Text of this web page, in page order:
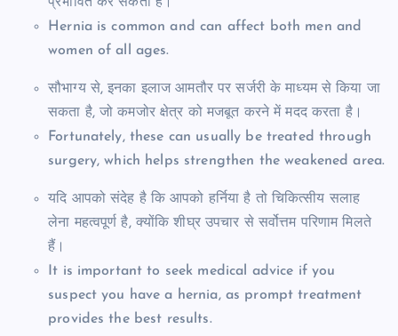
Hernia is common and can affect both men and
women of all ages.
सौभाग्य से, इनका इलाज आमतौर पर सर्जरी के माध्यम से किया जा
सकता है, जो कमजोर क्षेत्र को मजबूत करने में मदद करता है।
Fortunately, these can usually be treated through
surgery, which helps strengthen the weakened area.
यदि आपको संदेह है कि आपको हर्निया है तो चिकित्सीय सलाह
लेना महत्वपूर्ण है, क्योंकि शीघ्र उपचार से सर्वोत्तम परिणाम मिलते
हैं।
It is important to seek medical advice if you
suspect you have a hernia, as prompt treatment
provides the best results.